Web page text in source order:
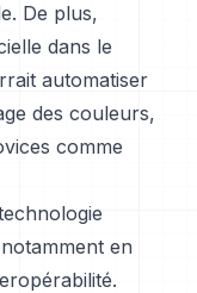
De plus,
dans le
automatiser
des couleurs,
comme
en